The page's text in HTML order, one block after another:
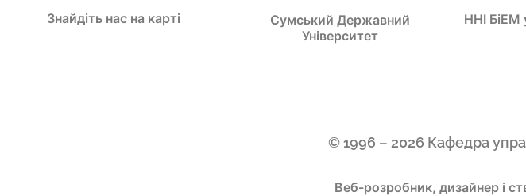
Знайдіть нас на карті
Сумський Державний
Університет
ННІ БіЕМ
© 1996 – 2026 Кафедра
Веб-розробник, дизайнер і